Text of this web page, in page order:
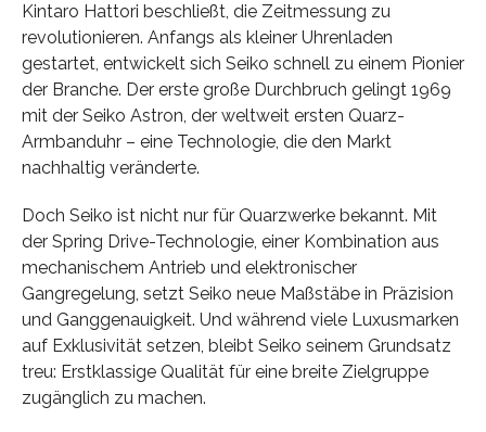
Kintaro Hattori beschließt, die Zeitmessung zu
revolutionieren. Anfangs als kleiner Uhrenladen
gestartet, entwickelt sich Seiko schnell zu einem Pionier
der Branche. Der erste große Durchbruch gelingt 1969
mit der Seiko Astron, der weltweit ersten Quarz-
Armbanduhr – eine Technologie, die den Markt
nachhaltig veränderte.
Doch Seiko ist nicht nur für Quarzwerke bekannt. Mit
der Spring Drive-Technologie, einer Kombination aus
mechanischem Antrieb und elektronischer
Gangregelung, setzt Seiko neue Maßstäbe in Präzision
und Ganggenauigkeit. Und während viele Luxusmarken
auf Exklusivität setzen, bleibt Seiko seinem Grundsatz
treu: Erstklassige Qualität für eine breite Zielgruppe
zugänglich zu machen.